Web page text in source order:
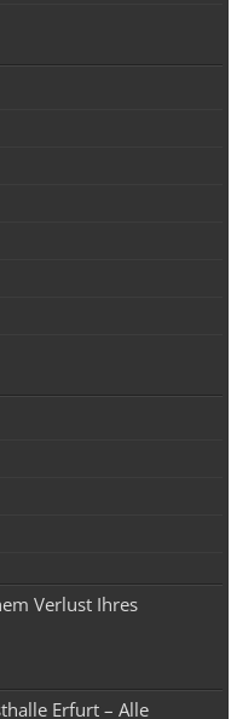
Verlust Ihres
Erfurt – Alle